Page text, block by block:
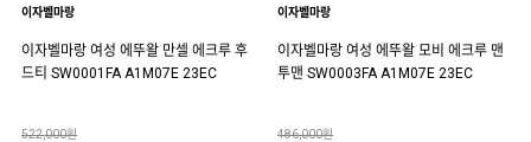
이자벨마랑
이자벨마랑 여성 에뚜왈 만셀 에크루 후
드티 SW0001FA A1M07E 23EC
522,000원
이자벨마랑
이자벨마랑 여성 에뚜왈 모비 에크루 맨
투맨 SW0003FA A1M07E 23EC
486,000원